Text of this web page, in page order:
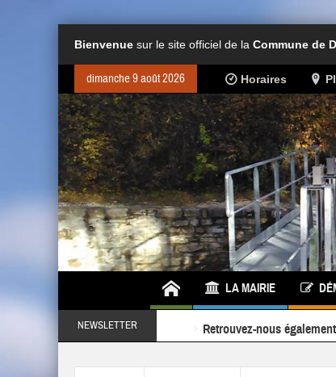
Bienvenue sur le site officiel de la Commune de
dimanche 9 août 2026 Horaires
LA MAIRIE
NEWSLETTER Retrouvez-nous